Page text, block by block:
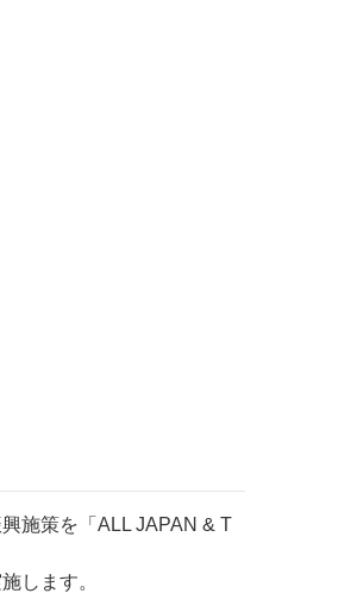
施策を「ALL JAPAN & T
します。